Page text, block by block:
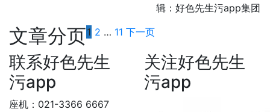
辑：好色先生污app集团
文章分页1 2 … 11 下一页
联系好色先生
污app
座机：021-3366 6667
关注好色先生
污app